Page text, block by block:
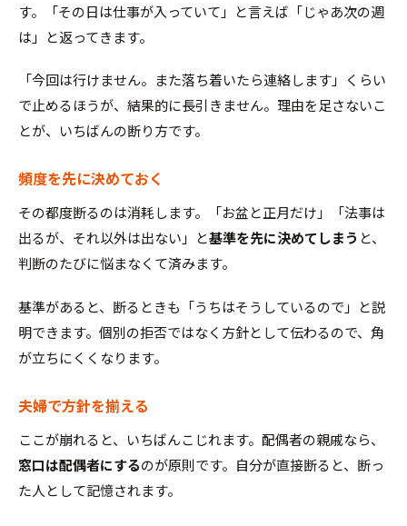
す。「その日は仕事が入っていて」と言えば「じゃあ次の週
は」と返ってきます。
「今回は行けません。また落ち着いたら連絡します」くらい
で止めるほうが、結果的に長引きません。理由を足さないこ
とが、いちばんの断り方です。
頻度を先に決めておく
その都度断るのは消耗します。「お盆と正月だけ」「法事は
出るが、それ以外は出ない」と基準を先に決めてしまう と、
判断のたびに悩まなくて済みます。
基準があると、断るときも「うちはそうしているので」と説
明できます。個別の拒否ではなく方針として伝わるので、角
が立ちにくくなります。
夫婦で方針を揃える
ここが崩れると、いちばんこじれます。配偶者の親戚なら、
窓口は配偶者にするのが原則です。自分が直接断ると、断っ
た人として記憶されます。